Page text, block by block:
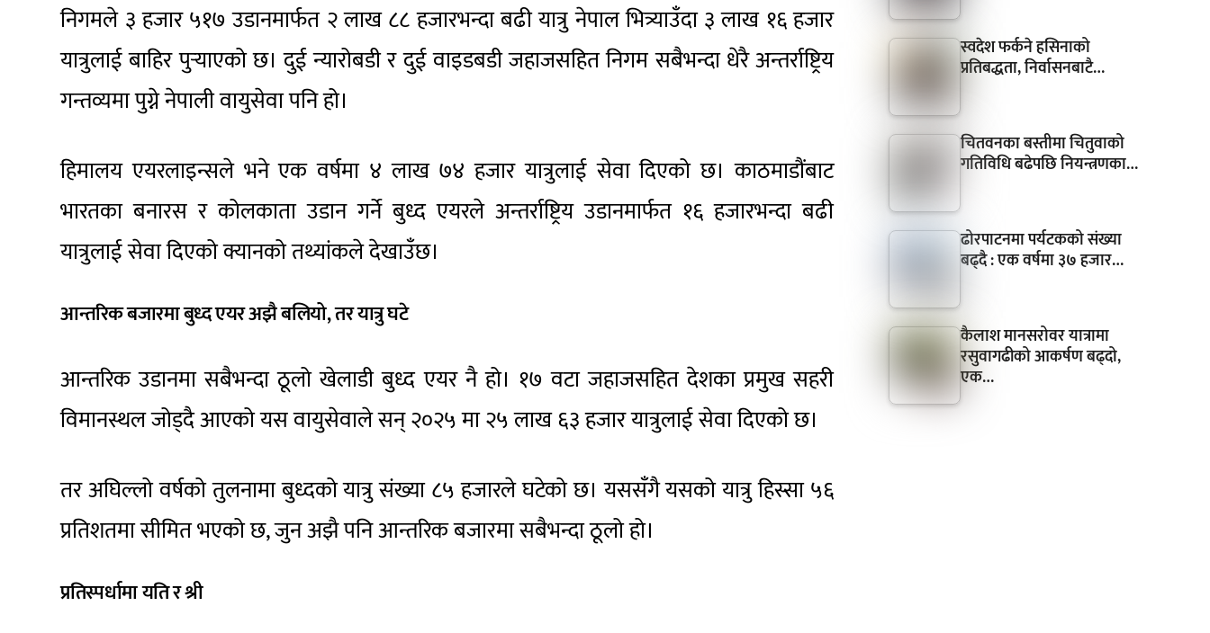
निगमले ३ हजार ५१७ उडानमार्फत २ लाख ८८ हजारभन्दा बढी यात्रु नेपाल भित्र्याउँदा ३ लाख १६ हजार
यात्रुलाई बाहिर पुर्‍याएको छ। दुई न्यारोबडी र दुई वाइडबडी जहाजसहित निगम सबैभन्दा धेरै अन्तर्राष्ट्रिय
गन्तव्यमा पुग्ने नेपाली वायुसेवा पनि हो।
हिमालय एयरलाइन्सले भने एक वर्षमा ४ लाख ७४ हजार यात्रुलाई सेवा दिएको छ। काठमाडौंबाट
भारतका बनारस र कोलकाता उडान गर्ने बुध्द एयरले अन्तर्राष्ट्रिय उडानमार्फत १६ हजारभन्दा बढी
यात्रुलाई सेवा दिएको क्यानको तथ्यांकले देखाउँछ।
आन्तरिक बजारमा बुध्द एयर अझै बलियो, तर यात्रु घटे
आन्तरिक उडानमा सबैभन्दा ठूलो खेलाडी बुध्द एयर नै हो। १७ वटा जहाजसहित देशका प्रमुख सहरी
विमानस्थल जोड्दै आएको यस वायुसेवाले सन् २०२५ मा २५ लाख ६३ हजार यात्रुलाई सेवा दिएको छ।
तर अघिल्लो वर्षको तुलनामा बुध्दको यात्रु संख्या ८५ हजारले घटेको छ। यससँगै यसको यात्रु हिस्सा ५६
प्रतिशतमा सीमित भएको छ, जुन अझै पनि आन्तरिक बजारमा सबैभन्दा ठूलो हो।
प्रतिस्पर्धामा यति र श्री
स्वदेश फर्कने हसिनाको
प्रतिबद्धता, निर्वासनबाटै…
चितवनका बस्तीमा चितुवाको
गतिविधि बढेपछि नियन्त्रणका…
ढोरपाटनमा पर्यटकको संख्या
बढ्दै : एक वर्षमा ३७ हजार…
कैलाश मानसरोवर यात्रामा
रसुवागढीको आकर्षण बढ्दो,
एक…